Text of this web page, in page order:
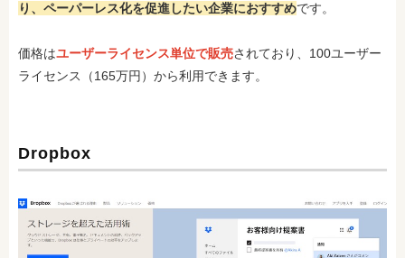
り、ペーパーレス化を促進したい企業におすすめです。
価格はユーザーライセンス単位で販売されており、100ユーザー
ライセンス（165万円）から利用できます。
Dropbox